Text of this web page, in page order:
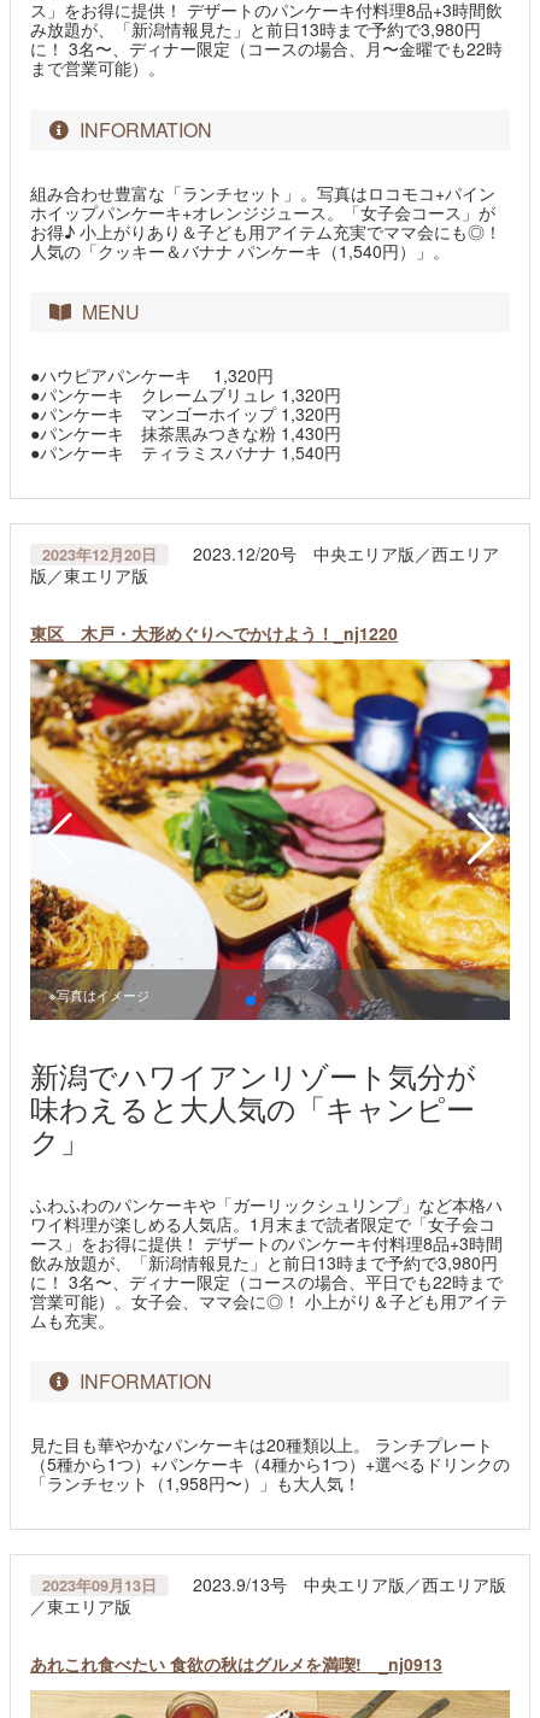
ス」をお得に提供！ デザートのパンケーキ付料理8品+3時間飲
み放題が、「新潟情報見た」と前日13時まで予約で3,980円
に！ 3名〜、ディナー限定（コースの場合、月〜金曜でも22時
まで営業可能）。
INFORMATION
組み合わせ豊富な「ランチセット」。写真はロコモコ+パイン
ホイップパンケーキ+オレンジジュース。「女子会コース」が
お得♪ 小上がりあり＆子ども用アイテム充実でママ会にも◎！
人気の「クッキー＆バナナ パンケーキ（1,540円）」。
MENU
●ハウピアパンケーキ 1,320円
●パンケーキ クレームブリュレ 1,320円
●パンケーキ マンゴーホイップ 1,320円
●パンケーキ 抹茶黒みつきな粉 1,430円
●パンケーキ ティラミスバナナ 1,540円
2023年12月20日
2023.12/20号 中央エリア版／西エリア
版／東エリア版
東区 木戸・大形めぐりへでかけよう！_nj1220
※写真はイメージ
新潟でハワイアンリゾート気分が
味わえると大人気の「キャンピー
ク」
ふわふわのパンケーキや「ガーリックシュリンプ」など本格ハ
ワイ料理が楽しめる人気店。1月末まで読者限定で「女子会コ
ース」をお得に提供！ デザートのパンケーキ付料理8品+3時間
飲み放題が、「新潟情報見た」と前日13時まで予約で3,980円
に！ 3名〜、ディナー限定（コースの場合、平日でも22時まで
営業可能）。女子会、ママ会に◎！ 小上がり＆子ども用アイテ
ムも充実。
INFORMATION
見た目も華やかなパンケーキは20種類以上。 ランチプレート
（5種から1つ）+パンケーキ（4種から1つ）+選べるドリンクの
「ランチセット（1,958円〜）」も大人気！
2023年09月13日
2023.9/13号 中央エリア版／西エリア版
／東エリア版
あれこれ食べたい 食欲の秋はグルメを満喫! _nj0913